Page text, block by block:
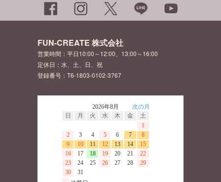
FUN-CREATE 株式会社
営業時間：平日10:00～12:00、13:00～16:00
定休日：水、土、日、祝
登録番号：T6-1803-0102-3767